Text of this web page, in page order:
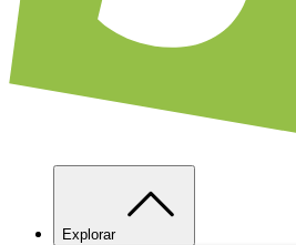
Explorar